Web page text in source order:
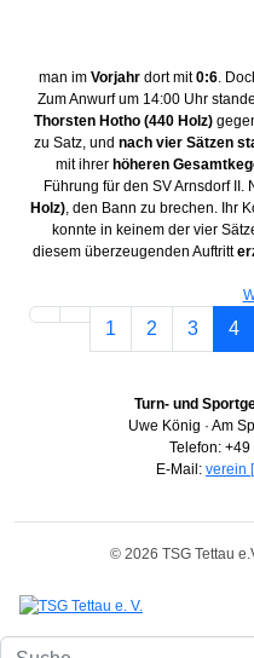
man im Vorjahr dort mit0:6.
Zum Anwurf um 14:00 Uhr
Thorsten Hotho (440 Holz)
zu Satz, und nach vier Sätzen
mit ihrer höheren
Führung für den SV Arnsdorf II.
Holz), den Bann zu brechen. Ihr
konnte in keinem der vier
diesem überzeugenden Auftritt
1 2 3 4
Turn- und
Uwe König · Am
Telefon:
E-Mail: verein
© 2026 TSG Tettau